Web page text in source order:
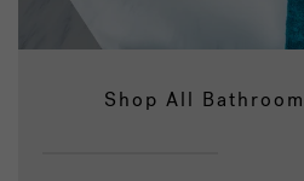
Shop All